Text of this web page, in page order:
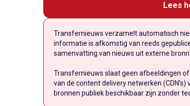
Lees
Transfernieuws verzamelt automatisch
informatie is afkomstig van reeds
samenvatting van nieuws uit externe
Transfernieuws slaat geen afbeeldingen
van de content delivery netwerken
bronnen publiek beschikbaar zijn zonder